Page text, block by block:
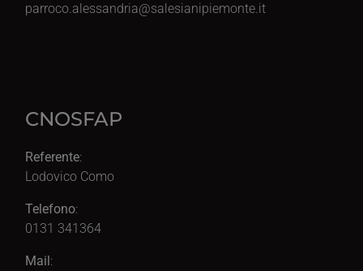
parroco.alessandria@salesianipiemonte.it
CNOSFAP
Referente:
Lodovico Como
Telefono:
0131 341364
Mail: